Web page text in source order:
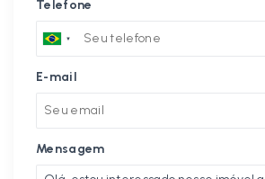
Telefone
E-mail
Mensagem